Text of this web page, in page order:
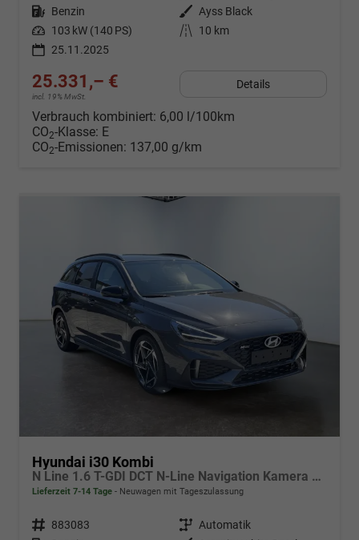
Kraftstoff Benzin Außenfarbe
Ayss Black
Leistung 103 kW (140 PS) Kilometerstand
10 km
25.11.2025
25.331,– €
incl. 19% MwSt.
Details
Verbrauch kombiniert: 6,00 l/100km
CO2-Klasse: E
CO2-Emissionen: 137,00 g/km
Hyundai i30 Kombi
N Line 1.6 T-GDI DCT N-Line Navigation Kamera 2x Einparkhilfe 18 Zoll 2Zonenklima
Lieferzeit 7-14 Tage Neuwagen mit Tageszulassung
Fahrzeugnr. 883083 Getriebe Automatik